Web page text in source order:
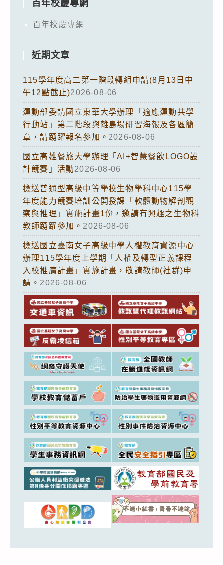
百年校慶專網
百年校慶專網
近期文章
115學年度高二第一階段轉組申請(8月13日中
午12點截止)2026-08-06
運動部委請國立東華大學辦理「適應運動共學
行動站」第二階段與離島場研習海報及各區簡
章，請踴躍報名參加。 2026-08-06
國立高雄餐旅大學辦理「AI+智慧餐飲LOGO設
計競賽」活動2026-08-06
檢送普通型高級中等學校生物學科中心115學
年度能力競賽培訓公開授課「軟體動物解剖觀
察與推理」實施計畫1份，邀請有興趣之生物科
教師踴躍參加。 2026-08-06
檢送國立臺南女子高級中學人權教育資源中心
辦理115學年度上學期「人權及轉型正義課程
入校推廣計畫」實施計畫，敬請教師(社群)申
請。 2026-08-06